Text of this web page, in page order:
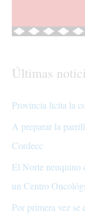
Últimas
Provincia licita la
A preparar la
Cordecc
El Norte neuquino
un Centro
Por primera vez